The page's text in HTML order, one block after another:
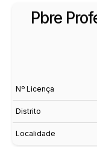
Pbre
Nº Licença
Distrito
Localidade